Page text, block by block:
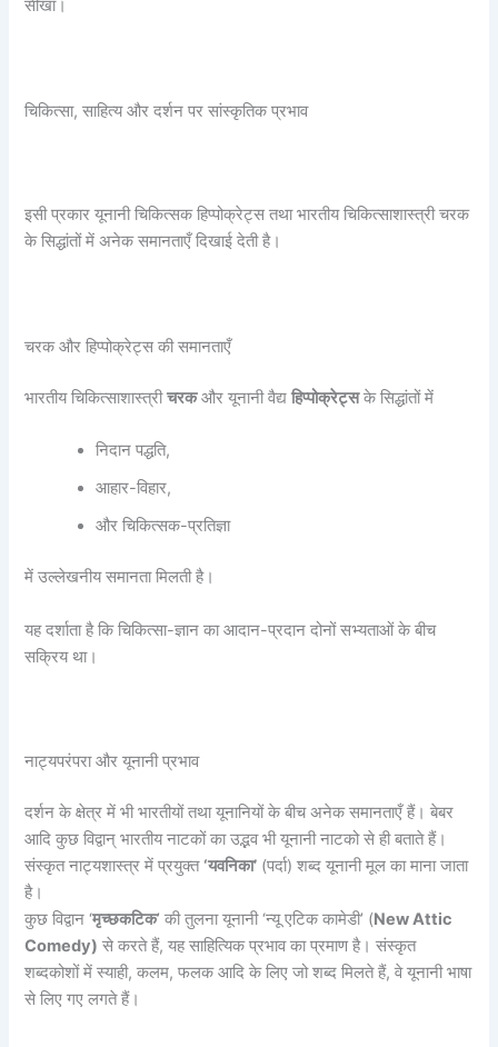
सीखा।
चिकित्सा, साहित्य और दर्शन पर सांस्कृतिक प्रभाव
इसी प्रकार यूनानी चिकित्सक हिप्पोक्रेट्स तथा भारतीय चिकित्साशास्त्री चरक
के सिद्धांतों में अनेक समानताएँ दिखाई देती है।
चरक और हिप्पोक्रेट्स की समानताएँ
भारतीय चिकित्साशास्त्रीचरकऔर यूनानी वैद्यहिप्पोक्रेट्सके सिद्धांतों में
निदान पद्धति,
आहार-विहार,
और चिकित्सक-प्रतिज्ञा
में उल्लेखनीय समानता मिलती है।
यह दर्शाता है कि चिकित्सा-ज्ञान का आदान-प्रदान दोनों सभ्यताओं के बीच
सक्रिय था।
नाट्यपरंपरा और यूनानी प्रभाव
दर्शन के क्षेत्र में भी भारतीयों तथा यूनानियों के बीच अनेक समानताएँ हैं। बेबर
आदि कुछ विद्वान् भारतीय नाटकों का उद्भव भी यूनानी नाटको से ही बताते हैं।
संस्कृत नाट्यशास्त्र में प्रयुक्त ‘यवनिका’ (पर्दा) शब्द यूनानी मूल का माना जाता
है।
कुछ विद्वान ‘मृच्छकटिक’ की तुलना यूनानी ‘न्यू एटिक कामेडी’ (New Attic
Comedy) से करते हैं, यह साहित्यिक प्रभाव का प्रमाण है। संस्कृत
शब्दकोशों में स्याही, कलम, फलक आदि के लिए जो शब्द मिलते हैं, वे यूनानी भाषा
से लिए गए लगते हैं।